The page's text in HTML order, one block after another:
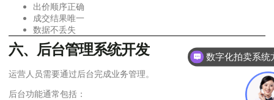
出价顺序正确
成交结果唯一
数据不丢失
六、后台管理系统开发
运营人员需要通过后台完成业务管理。
后台功能通常包括：
数字化拍卖系统
你们是怎么收费的